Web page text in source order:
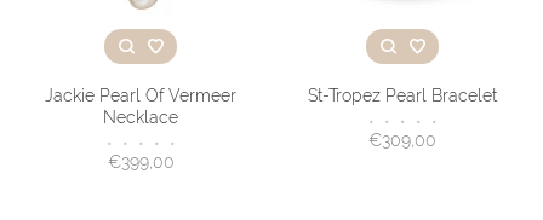
Jackie Pearl Of Vermeer
Necklace
• • • • •
€399,00
St-Tropez Pearl Bracelet
• • • • •
€309,00